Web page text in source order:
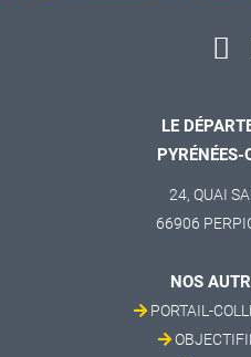
LE
PYRÉNÉES-
24, QUAI
66906
NOS
PORTAIL-